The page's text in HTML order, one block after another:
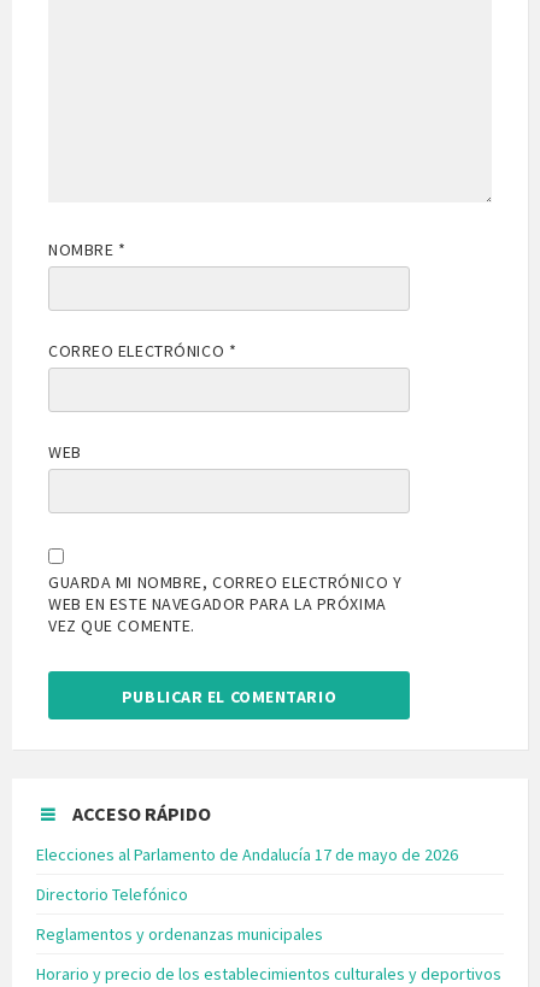
NOMBRE *
CORREO ELECTRÓNICO *
WEB
GUARDA MI NOMBRE, CORREO ELECTRÓNICO Y
WEB EN ESTE NAVEGADOR PARA LA PRÓXIMA
VEZ QUE COMENTE.
ACCESO RÁPIDO
Elecciones al Parlamento de Andalucía 17 de mayo de 2026
Directorio Telefónico
Reglamentos y ordenanzas municipales
Horario y precio de los establecimientos culturales y deportivos